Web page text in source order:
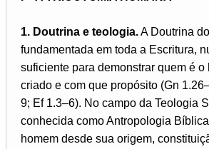
1. Doutrina e teologia.A Doutrina
fundamentada em toda a Escritura,
suficiente para demonstrar quem é o
criado e com que propósito (Gn
9; Ef 1.3–6). No campo da Teologia
conhecida como Antropologia
homem desde sua origem,